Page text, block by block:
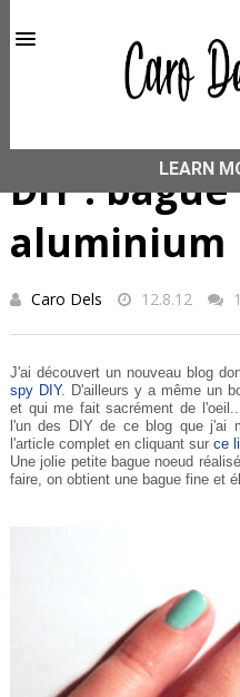
DIY :
aluminium
Caro Dels 12.8.12
J'ai découvert un nouveau blog
spy DIY. D'ailleurs y a même un
et qui me fait sacrément de
l'un des DIY de ce blog que j'ai
l'article complet en cliquant sur ce
Une jolie petite bague noeud
faire, on obtient une bague fine et
This site uses cookies
and to analyze traffic. Your
shared with Google along
metrics to ensure quality
LEARN